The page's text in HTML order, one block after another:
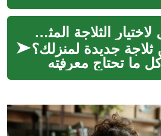
والهدوء. من
إلى حلول تو...
دليلك الشامل لاختيار الثلاجة المثالية لمنزلك
جديدة لمنزلك؟
ما تحتاج معرفته
المختلفة، وأهم
يجب البحث...